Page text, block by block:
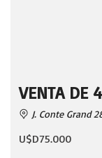
VENTA DE
J. Conte Grand
U$D75.000